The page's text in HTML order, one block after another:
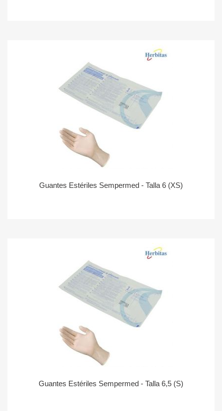
Guantes Estériles Sempermed - Talla 6 (XS)
Guantes Estériles Sempermed - Talla 6,5 (S)